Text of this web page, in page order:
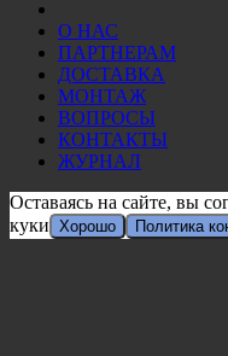
О НАС
ПАРТНЕРАМ
ДОСТАВКА
МОНТАЖ
ВОПРОСЫ
КОНТАКТЫ
ЖУРНАЛ
Оставаясь на сайте, вы
куки Хорошо Политика